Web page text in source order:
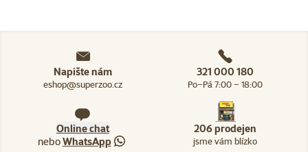
Napište nám
eshop@superzoo.cz
321 000 180
Po–Pá 7:00 – 18:00
Online chat
neboWhatsApp
206 prodejen
jsme vám blízko